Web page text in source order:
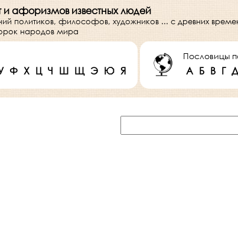
и афоризмов известных людей
политиков, философов, художников ... с древних
народов мира
Ф Х Ц Ч Ш Щ Э Ю Я
Пословицы
А Б В Г Д